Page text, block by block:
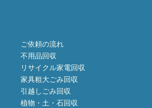
ご依頼の流れ
不用品回収
リサイクル家電回収
家具粗大ごみ回収
引越しごみ回収
植物・土・石回収